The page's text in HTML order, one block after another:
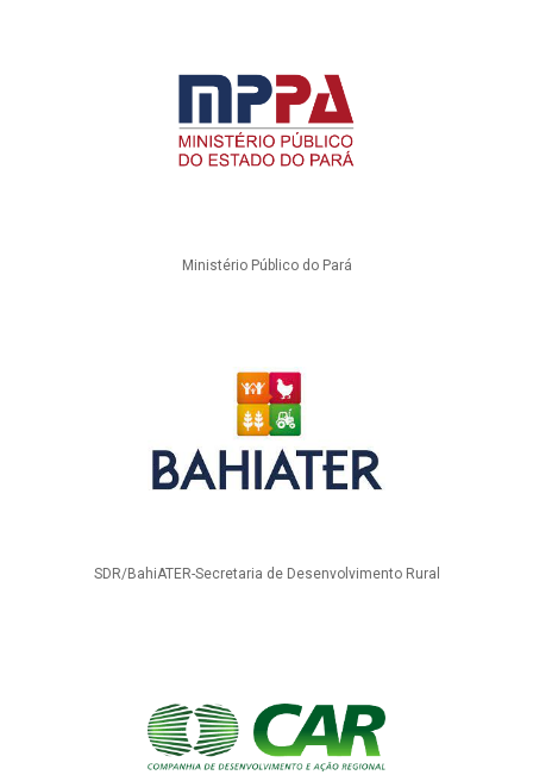
Ministério Público do Pará
SDR/BahiATER-Secretaria de Desenvolvimento Rural